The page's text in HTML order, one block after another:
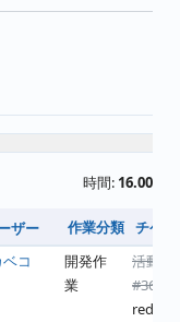
時間: 16.00
ザー 作業分類 チケ
コ
開発作
業
活動
#364